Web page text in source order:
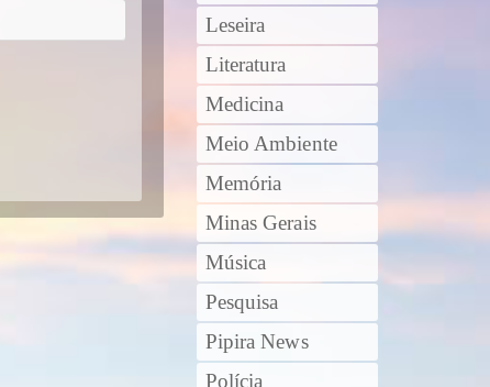
Leseira
Literatura
Medicina
Meio Ambiente
Memória
Minas Gerais
Música
Pesquisa
Pipira News
Polícia